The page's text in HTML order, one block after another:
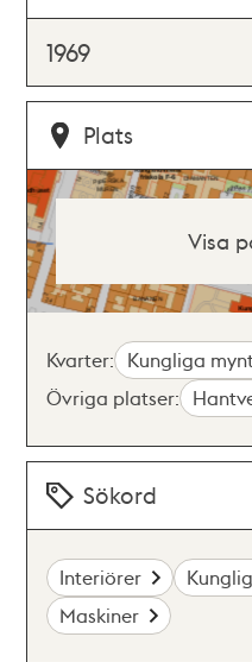
1969
Plats
Visa
Kvarter: Kungliga
Övriga platser:
Sökord
Interiörer
Maskiner